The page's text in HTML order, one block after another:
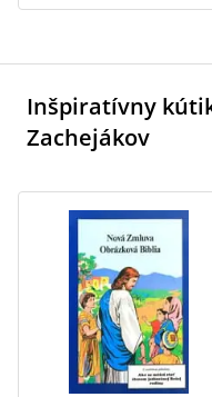
Inšpiratívny
Zachejákov